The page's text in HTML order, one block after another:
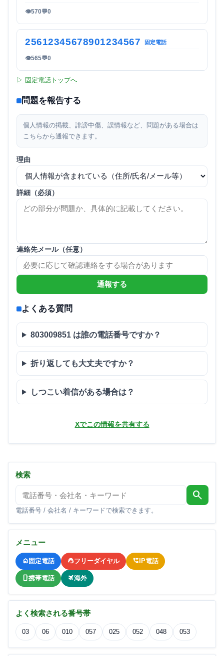
👁570💬0
25612345678901234567 固定電話
👁565💬0
▷ 固定電話トップへ
問題を報告する
個人情報の掲載、誹謗中傷、誤情報など、問題がある場合は
こちらから通報できます。
理由
詳細（必須）
連絡先メール（任意）
通報する
よくある質問
803009851 は誰の電話番号ですか？
折り返しても大丈夫ですか？
しつこい着信がある場合は？
Xでこの情報を共有する
検索
search
電話番号 / 会社名 / キーワードで検索できます。
メニュー
固定電話 フリーダイヤル IP電話
携帯電話 海外
よく検索される番号帯
03 06 010 057 025 052 048 053